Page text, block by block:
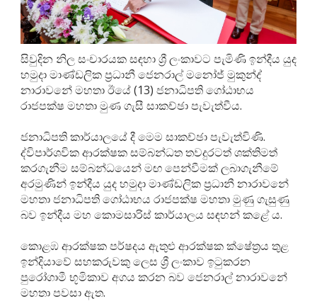
සිවුදින නිල සංචාරයක සඳහා ශ්‍රී ලංකාවට පැමිණි ඉන්දීය යුද
හමුදා මාණ්ඩලික ප්‍රධානී ජෙනරාල් මනෝජ් මුකුන්ද්
නාරාවනේ මහතා ඊයේ (13) ජනාධිපති ගෝඨාභය
රාජපක්ෂ මහතා මුණ ගැසී සාකච්ඡා පැවැත්වීය.
ජනාධිපති කාර්යාලයේ දී මෙම සාකච්ඡා පැවැත්විණි.
ද්විපාර්ශවික ආරක්ෂක සම්බන්ධත තවදුරටත් ශක්තිමත්
කරගැනීම සම්බන්ධයෙන් මඟ පෙන්වීමක් ලබාගැනීමේ
අරමුණින් ඉන්දීය යුද හමුදා මාණ්ඩලික ප්‍රධානී නාරාවනේ
මහතා ජනාධිපති ගෝඨාභය රාජපක්ෂ මහතා මුණු ගැසුණු
බව ඉන්දීය මහ කොමසාරිස් කාර්යාලය සඳහන් කළේ ය.
කොළඹ ආරක්ෂක පර්ෂදය ඇතුළු ආරක්ෂක ක්ෂේත්‍රය තුළ
ඉන්දියාවේ සහකරුවකු ලෙස ශ්‍රී ලංකාව ඉටුකරන
පුරෝගාමී භූමිකාව අගය කරන බව ජෙනරාල් නාරාවනේ
මහතා පවසා ඇත.